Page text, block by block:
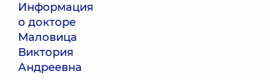
Информация
о докторе
Маловица
Виктория
Андреевна